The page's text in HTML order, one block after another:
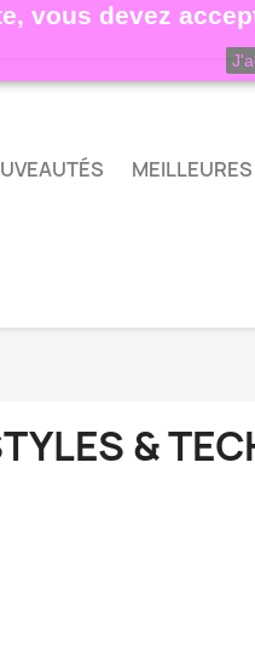
vous devez
&